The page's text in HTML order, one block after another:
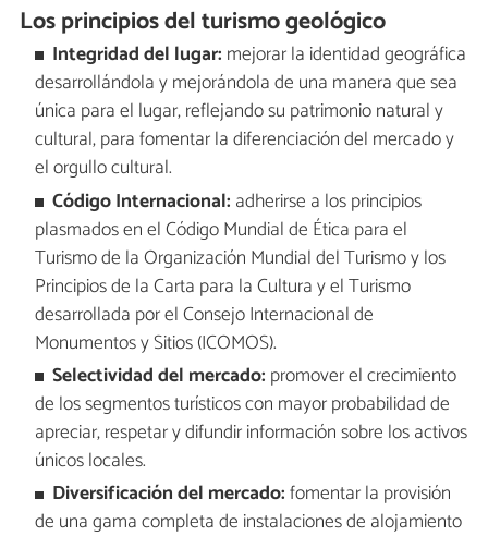
Los principios del turismo geológico
Integridad del lugar: mejorar la identidad geográfica
desarrollándola y mejorándola de una manera que sea
única para el lugar, reflejando su patrimonio natural y
cultural, para fomentar la diferenciación del mercado y
el orgullo cultural.
Código Internacional: adherirse a los principios
plasmados en el Código Mundial de Ética para el
Turismo de la Organización Mundial del Turismo y los
Principios de la Carta para la Cultura y el Turismo
desarrollada por el Consejo Internacional de
Monumentos y Sitios (ICOMOS).
Selectividad del mercado: promover el crecimiento
de los segmentos turísticos con mayor probabilidad de
apreciar, respetar y difundir información sobre los activos
únicos locales.
Diversificación del mercado:fomentar la provisión
de una gama completa de instalaciones de alojamiento